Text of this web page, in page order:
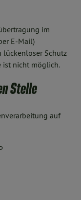
im
E-Mail)
lückenloser Schutz
ist nicht möglich.
Stelle
auf